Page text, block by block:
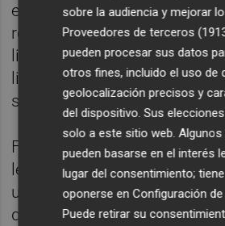
entrar a valorar quién es el
realizar una prueba pericial,
limita exclusivamente a
listas conforme a las
solicitan".
Frente a estos argumentos,
letrado de los
un escrito ante la jueza en el
que el oficio del Decanato
sobre la audiencia y mejorar
Proveedores de terceros
pueden procesar sus datos
otros fines, incluido el uso de
geolocalización precisos y
del dispositivo. Sus
solo a este sitio web.
pueden basarse en el interés
lugar del consentimiento;
oponerse enConfiguración
Puede retirar su